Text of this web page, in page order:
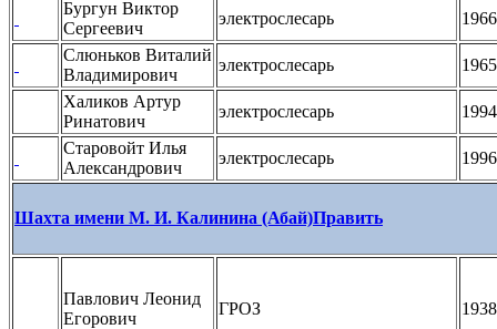
Бургун Виктор
Сергеевич
электрослесарь
1966
Слюньков Виталий
Владимирович
электрослесарь
1965
Халиков Артур
Ринатович
электрослесарь
1994
Старовойт Илья
Александрович
электрослесарь 1996
Шахта имени М. И. Калинина (Абай)Править
Павлович Леонид
Егорович
ГРОЗ 1938